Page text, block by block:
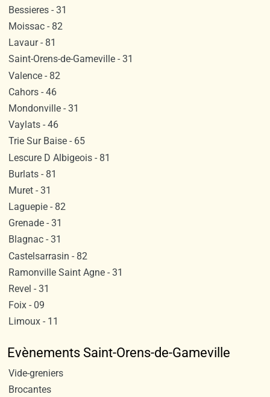
Bessieres - 31
Moissac - 82
Lavaur - 81
Saint-Orens-de-Gameville - 31
Valence - 82
Cahors - 46
Mondonville - 31
Vaylats - 46
Trie Sur Baise - 65
Lescure D Albigeois - 81
Burlats - 81
Muret - 31
Laguepie - 82
Grenade - 31
Blagnac - 31
Castelsarrasin - 82
Ramonville Saint Agne - 31
Revel - 31
Foix - 09
Limoux - 11
Evènements Saint-Orens-de-Gameville
Vide-greniers
Brocantes